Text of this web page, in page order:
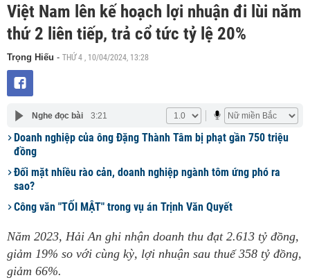
Việt Nam lên kế hoạch lợi nhuận đi lùi năm
thứ 2 liên tiếp, trả cổ tức tỷ lệ 20%
Trọng Hiếu - THỨ 4 , 10/04/2024, 13:28
Nghe đọc bài 3:21
Doanh nghiệp của ông Đặng Thành Tâm bị phạt gần 750 triệu
đồng
Đối mặt nhiều rào cản, doanh nghiệp ngành tôm ứng phó ra
sao?
Công văn "TỐI MẬT" trong vụ án Trịnh Văn Quyết
Năm 2023, Hải An ghi nhận doanh thu đạt 2.613 tỷ đồng,
giảm 19% so với cùng kỳ, lợi nhuận sau thuế 358 tỷ đồng,
giảm 66%.